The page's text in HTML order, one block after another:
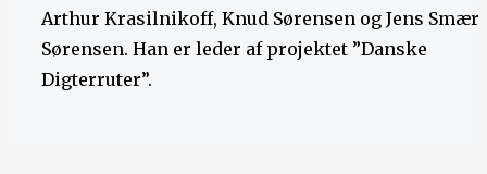
Arthur Krasilnikoff, Knud Sørensen og Jens
Sørensen. Han er leder af projektet ”Danske
Digterruter”.